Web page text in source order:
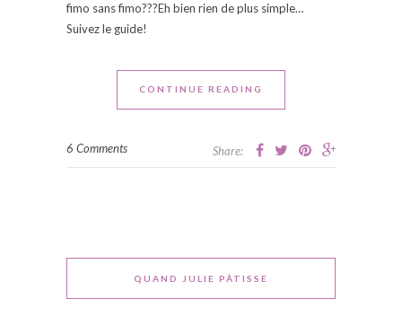
fimo sans fimo???Eh bien rien de plus simple…
Suivez le guide!
CONTINUE READING
6 Comments Share:
QUAND JULIE PÂTISSE